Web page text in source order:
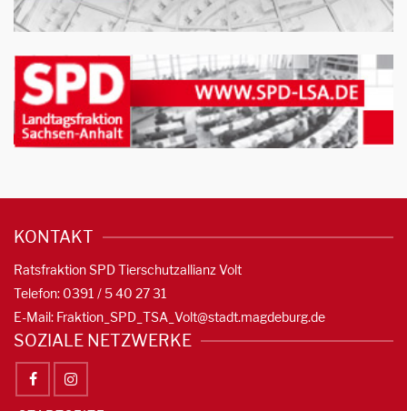
KONTAKT
Ratsfraktion SPD Tierschutzallianz Volt
Telefon: 0391 / 5 40 27 31
E-Mail: Fraktion_SPD_TSA_Volt@stadt.magdeburg.de
SOZIALE NETZWERKE